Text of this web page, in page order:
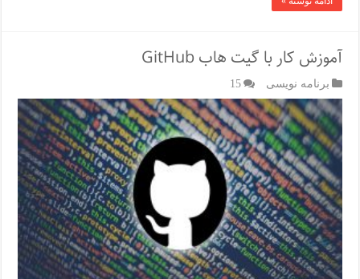
آموزش کار با گیت هاب GitHub
برنامه نویسی 15